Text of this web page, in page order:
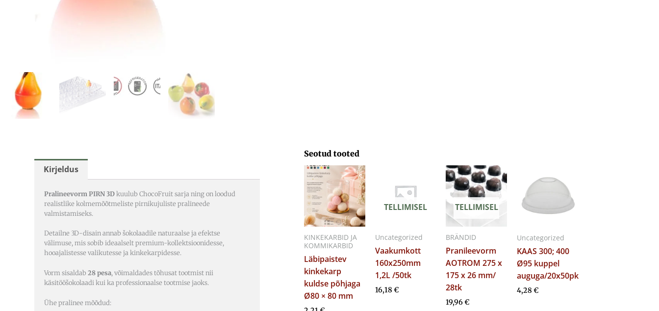
Kirjeldus
Pralineevorm PIRN 3Dkuulub ChocoFruit sarja ning on loodud
realistlike kolmemõõtmeliste pirnikujuliste pralineede
valmistamiseks.
Detailne 3D-disain annab šokolaadile naturaalse ja efektse
välimuse, mis sobib ideaalselt premium-kollektsioonidesse,
hooajalistesse valikutesse ja kinkekarpidesse.
Vorm sisaldab 28 pesa, võimaldades tõhusat tootmist nii
käsitööšokolaadi kui ka professionaalse tootmise jaoks.
Ühe pralinee mõõdud:
Seotud tooted
KINKEKARBID JA
KOMMIKARBID
Läbipaistev
kinkekarp
kuldse põhjaga
Ø80 × 80 mm
TELLIMISEL
Uncategorized
Vaakumkott
160x250mm
1,2L /50tk
16,18 €
TELLIMISEL
BRÄNDID
Pranileevorm
AOTROM 275 x
175 x 26 mm/
28tk
19,96€
Uncategorized
KAAS 300; 400
Ø95 kuppel
auguga/20x50pk
4,28 €